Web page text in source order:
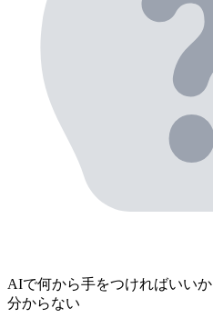
AIで何から手をつければいいか
分からない